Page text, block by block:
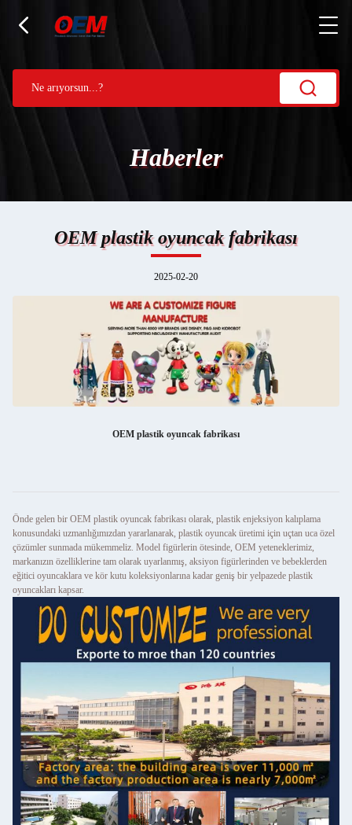
Haberler
OEM plastik oyuncak fabrikası
2025-02-20
OEM plastik oyuncak fabrikası
Önde gelen bir OEM plastik oyuncak fabrikası olarak, plastik enjeksiyon kalıplama
konusundaki uzmanlığımızdan yararlanarak, plastik oyuncak üretimi için uçtan uca özel
çözümler sunmada mükemmeliz. Model figürlerin ötesinde, OEM yeteneklerimiz,
markanızın özelliklerine tam olarak uyarlanmış, aksiyon figürlerinden ve bebeklerden
eğitici oyuncaklara ve kör kutu koleksiyonlarına kadar geniş bir yelpazede plastik
oyuncakları kapsar.